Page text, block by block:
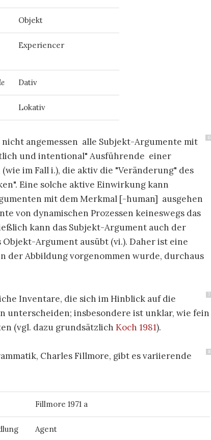
Objekt
Experiencer
Dativ
Lokativ
6
nicht angemessen alle Subjekt-Argumente mit
und intentional" Ausführende einer
im Fall i.), die aktiv die "Veränderung" des
Eine solche aktive Einwirkung kann
mit dem Merkmal [-human] ausgehen
von dynamischen Prozessen keineswegs das
kann das Subjekt-Argument auch der
Argument ausübt (vi.). Daher ist eine
der Abbildung vorgenommen wurde, durchaus
7
Inventare, die sich im Hinblick auf die
unterscheiden; insbesondere ist unklar, wie fein
(vgl. dazu grundsätzlich Koch 1981).
8
Charles Fillmore, gibt es variierende
Fillmore 1971 a
Agent